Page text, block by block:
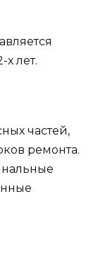
х лет.
частей,
ремонта.